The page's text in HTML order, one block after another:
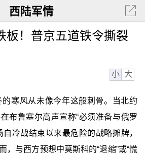
西陆军情
板！普京五道铁令撕裂
小 大
寒风从未像今年这般刺骨。当北约
布鲁塞尔高声宣称“必须准备与俄罗
冷战结束以来最危险的战略摊牌，
，与西方预想中莫斯科的“退缩”或“慌